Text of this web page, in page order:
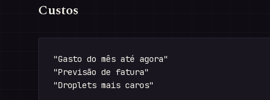
Custos
"Gasto do mês até agora"
"Previsão de fatura"